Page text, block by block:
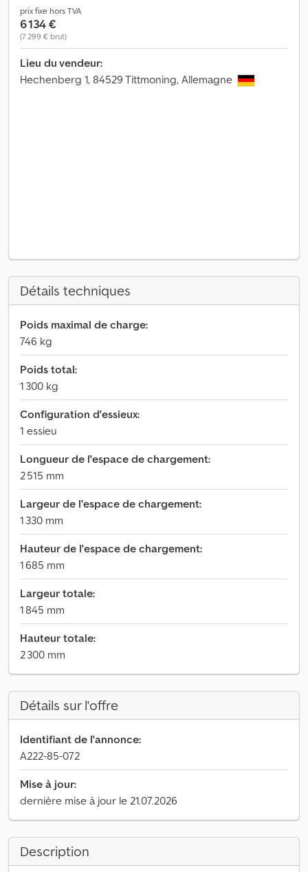
prix fixe hors TVA
6 134 €
(7 299 € brut)
Lieu du vendeur:
Hechenberg 1, 84529 Tittmoning, Allemagne
Détails techniques
Poids maximal de charge:
746 kg
Poids total:
1 300 kg
Configuration d'essieux:
1 essieu
Longueur de l'espace de chargement:
2 515 mm
Largeur de l’espace de chargement:
1 330 mm
Hauteur de l'espace de chargement:
1 685 mm
Largeur totale:
1 845 mm
Hauteur totale:
2 300 mm
Détails sur l'offre
Identifiant de l'annonce:
A222-85-072
Mise à jour:
dernière mise à jour le 21.07.2026
Description